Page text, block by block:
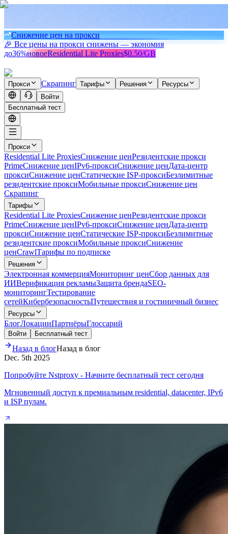
Снижение цен на прокси
🎉 Все цены на прокси снижены — экономия
до36%новоеResidential Lite Proxies$0.50/GB
Прокси Скрапинг Тарифы Решения
Ресурсы
Войти
Бесплатный тест
Прокси
Residential Lite ProxiesСнижение ценРезидентские прокси
PrimeСнижение ценIPv6-проксиСнижение ценДата-центр
проксиСнижение ценСтатические ISP-проксиБезлимитные
резидентские проксиМобильные проксиСнижение цен
Скрапинг
Тарифы
Residential Lite ProxiesСнижение ценРезидентские прокси
PrimeСнижение ценIPv6-проксиСнижение ценДата-центр
проксиСнижение ценСтатические ISP-проксиБезлимитные
резидентские проксиМобильные проксиСнижение
ценCrawlТарифы по подписке
Решения
Электронная коммерцияМониторинг ценСбор данных для
ИИВерификация рекламыЗащита брендаSEO-
мониторингТестирование
сетейКибербезопасностьПутешествия и гостиничный бизнес
Ресурсы
БлогЛокацииПартнёрыГлоссарий
Войти Бесплатный тест
Назад в блогНазад в блог
Dec. 5th 2025
Попробуйте Nstproxy - Начните бесплатный тест сегодня
Мгновенный доступ к премиальным residential, datacenter, IPv6
и ISP пулам.